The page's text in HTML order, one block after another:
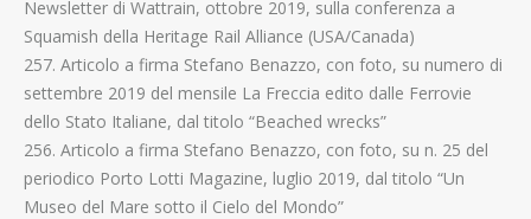
Newsletter di Wattrain, ottobre 2019, sulla conferenza a
Squamish della Heritage Rail Alliance (USA/Canada)
257. Articolo a firma Stefano Benazzo, con foto, su numero di
settembre 2019 del mensile La Freccia edito dalle Ferrovie
dello Stato Italiane, dal titolo “Beached wrecks”
256. Articolo a firma Stefano Benazzo, con foto, su n. 25 del
periodico Porto Lotti Magazine, luglio 2019, dal titolo “Un
Museo del Mare sotto il Cielo del Mondo”